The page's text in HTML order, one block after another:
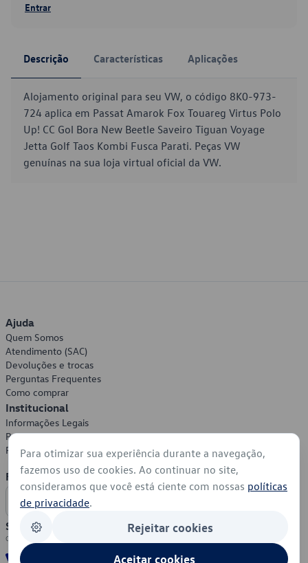
Entrar
Descrição Características Aplicações
Alojamento original para seu VW, o código 8K0-973-
724 aplica em Passat Amarok Fox Touareg Virtus Polo
Up! CC Gol Bora New Beetle Saveiro Tiguan Voyage
Jetta Golf Taos Kombi Fusca Parati. Peças VW
genuínas na sua loja virtual oficial da VW.
Ajuda
Quem Somos
Atendimento (SAC)
Devoluções e trocas
Perguntas Frequentes
Como comprar
Institucional
Informações Legais
Política de Privacidade
Política de Cookies
Formas de Pagamento
Segurança
Para otimizar sua experiência durante a navegação,
fazemos uso de cookies. Ao continuar no site,
consideramos que você está ciente com nossas políticas
de privacidade.
Rejeitar cookies
Aceitar cookies